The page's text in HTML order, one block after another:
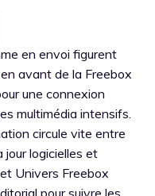
en envoi figurent
avant de la Freebox
une connexion
multimédia intensifs.
circule vite entre
jour logicielles et
Univers Freebox
pour suivre les